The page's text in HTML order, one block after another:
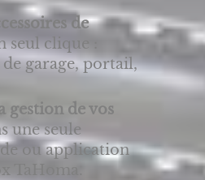
de
seul clique :
garage, portail,
gestion de vos
une seule
ou application
TaHoma.